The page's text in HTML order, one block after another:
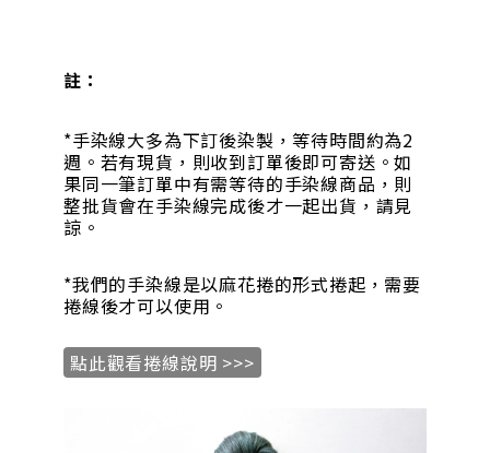
註：
*手染線大多為下訂後染製，等待時間約為2
週。若有現貨，則收到訂單後即可寄送。如
果同一筆訂單中有需等待的手染線商品，則
整批貨會在手染線完成後才一起出貨，請見
諒。
*我們的手染線是以麻花捲的形式捲起，需要
捲線後才可以使用。
點此觀看捲線說明 >>>